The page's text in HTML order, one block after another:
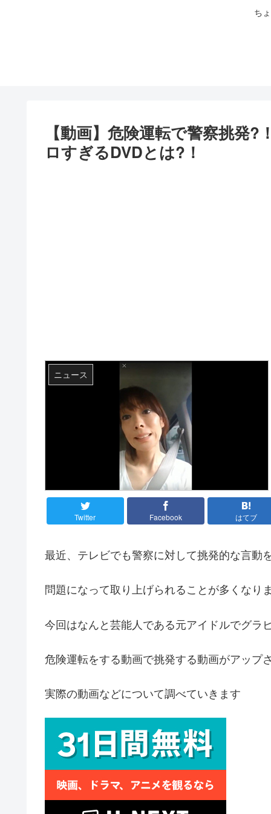
ち
【動画】危険運転で警察挑発
ロすぎるDVDとは?！
ニュース
Twitter Facebook はてブ
最近、テレビでも警察に対して挑発的な言動
問題になって取り上げられることが多くなり
今回はなんと芸能人である元アイドルでグラ
危険運転をする動画で挑発する動画がアップ
実際の動画などについて調べていきます